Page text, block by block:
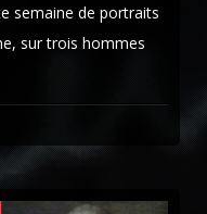
semaine de portraits
sur trois hommes